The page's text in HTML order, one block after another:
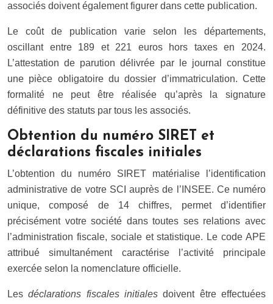
associés doivent également figurer dans cette publication.
Le coût de publication varie selon les départements,
oscillant entre 189 et 221 euros hors taxes en 2024.
L’attestation de parution délivrée par le journal constitue
une pièce obligatoire du dossier d’immatriculation. Cette
formalité ne peut être réalisée qu’après la signature
définitive des statuts par tous les associés.
Obtention du numéro SIRET et
déclarations fiscales initiales
L’obtention du numéro SIRET matérialise l’identification
administrative de votre SCI auprès de l’INSEE. Ce numéro
unique, composé de 14 chiffres, permet d’identifier
précisément votre société dans toutes ses relations avec
l’administration fiscale, sociale et statistique. Le code APE
attribué simultanément caractérise l’activité principale
exercée selon la nomenclature officielle.
Lesdéclarations fiscales initialesdoivent être effectuées